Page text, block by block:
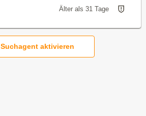
Älter als 31 Tage
Suchagent aktivieren